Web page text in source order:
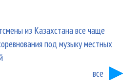
из Казахстана все чаще
под музыку местных
все